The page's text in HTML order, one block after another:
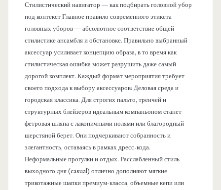
Стилистический навигатор — как подбирать головной убор
под контекст Главное правило современного этикета
головных уборов — абсолютное соответствие общей
стилистике ансамбля и обстановке. Правильно выбранный
аксессуар усиливает концепцию образа, в то время как
стилистическая ошибка может разрушить даже самый
дорогой комплект. Каждый формат мероприятия требует
своего подхода к выбору аксессуаров: Деловая среда и
городская классика. Для строгих пальто, тренчей и
структурных блейзеров идеальным компаньоном станет
фетровая шляпа с лаконичными полями или благородный
шерстяной берет. Они подчеркивают собранность и
элегантность, оставаясь в рамках дресс-кода.
Неформальные прогулки и отдых. Расслабленный стиль
выходного дня (casual) отлично дополняют мягкие
трикотажные шапки премиум-класса, объемные кепи или